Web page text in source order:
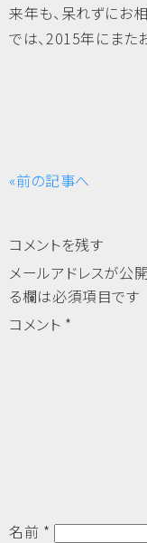
来年も、呆れずにお
では、2015年にまた
«前の記事へ
コメントを残す
メールアドレスが公
る欄は必須項目です
コメント *
名前 *